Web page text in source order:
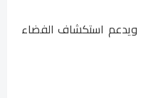
ويدعم استكشاف الفضاء